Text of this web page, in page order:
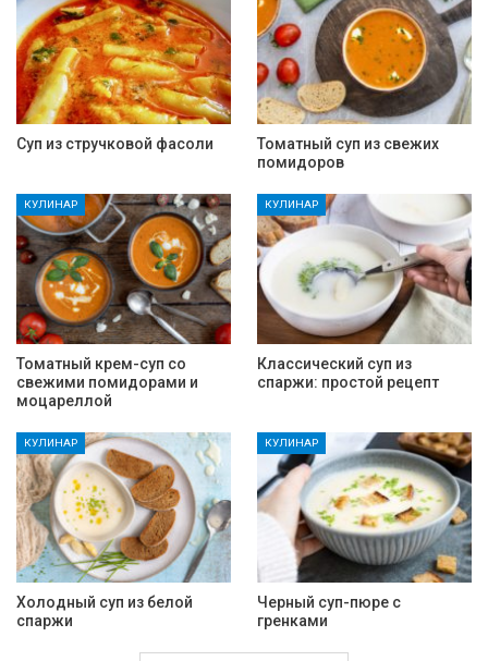
Суп из стручковой фасоли
Томатный суп из свежих
помидоров
КУЛИНАР
Томатный крем-суп со
свежими помидорами и
моцареллой
КУЛИНАР
Классический суп из
спаржи: простой рецепт
КУЛИНАР
Холодный суп из белой
спаржи
КУЛИНАР
Черный суп-пюре с
гренками